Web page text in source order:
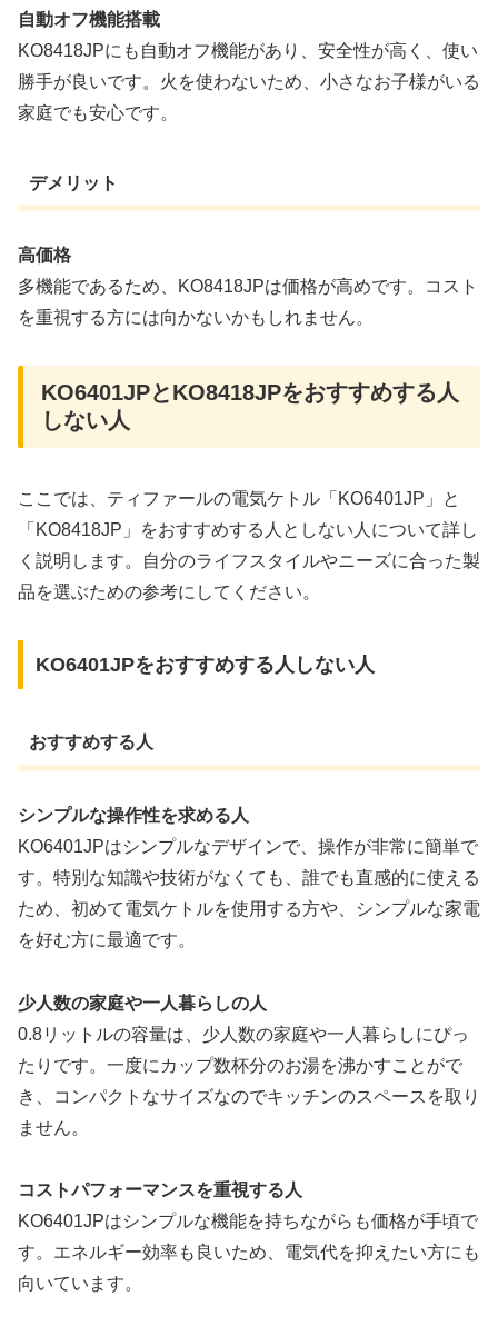
自動オフ機能搭載
KO8418JPにも自動オフ機能があり、安全性が高く、使い
勝手が良いです。火を使わないため、小さなお子様がいる
家庭でも安心です。
デメリット
高価格
多機能であるため、KO8418JPは価格が高めです。コスト
を重視する方には向かないかもしれません。
KO6401JPとKO8418JPをおすすめする人
しない人
ここでは、ティファールの電気ケトル「KO6401JP」と
「KO8418JP」をおすすめする人としない人について詳し
く説明します。自分のライフスタイルやニーズに合った製
品を選ぶための参考にしてください。
KO6401JPをおすすめする人しない人
おすすめする人
シンプルな操作性を求める人
KO6401JPはシンプルなデザインで、操作が非常に簡単で
す。特別な知識や技術がなくても、誰でも直感的に使える
ため、初めて電気ケトルを使用する方や、シンプルな家電
を好む方に最適です。
少人数の家庭や一人暮らしの人
0.8リットルの容量は、少人数の家庭や一人暮らしにぴっ
たりです。一度にカップ数杯分のお湯を沸かすことがで
き、コンパクトなサイズなのでキッチンのスペースを取り
ません。
コストパフォーマンスを重視する人
KO6401JPはシンプルな機能を持ちながらも価格が手頃で
す。エネルギー効率も良いため、電気代を抑えたい方にも
向いています。